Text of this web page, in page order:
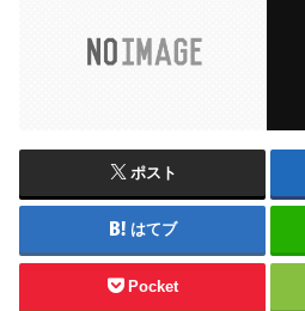
ポスト
はてブ
Pocket